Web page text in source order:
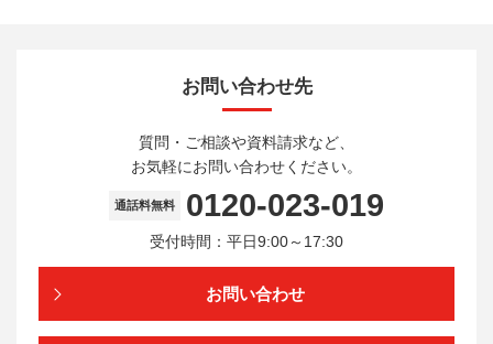
お問い合わせ先
質問・ご相談や資料請求など、
お気軽にお問い合わせください。
通話料無料 0120-023-019
受付時間：平日9:00～17:30
お問い合わせ